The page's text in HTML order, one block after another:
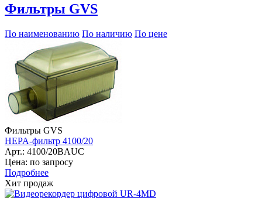
Фильтры GVS
По наименованию По наличию По цене
Фильтры GVS
HEPA-фильтр 4100/20
Арт.: 4100/20BAUC
Цена: по запросу
Подробнее
Хит продаж